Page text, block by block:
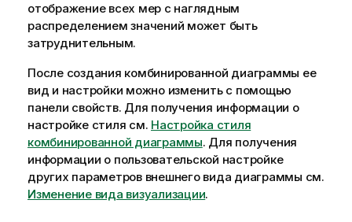
отображение всех мер с наглядным
распределением значений может быть
затруднительным.
После создания комбинированной диаграммы ее
вид и настройки можно изменить с помощью
панели свойств. Для получения информации о
настройке стиля см. Настройка стиля
комбинированной диаграммы. Для получения
информации о пользовательской настройке
других параметров внешнего вида диаграммы см.
Изменение вида визуализации.